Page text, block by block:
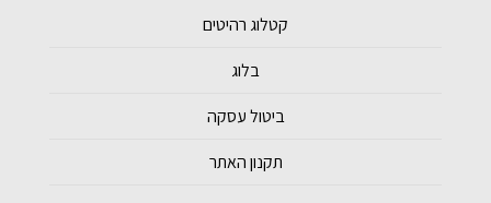
קטלוג רהיטים
בלוג
ביטול עסקה
תקנון האתר